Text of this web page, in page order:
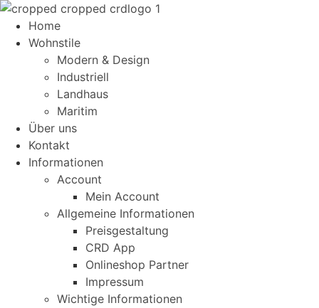
Home
Wohnstile
Modern & Design
Industriell
Landhaus
Maritim
Über uns
Kontakt
Informationen
Account
Mein Account
Allgemeine Informationen
Preisgestaltung
CRD App
Onlineshop Partner
Impressum
Wichtige Informationen